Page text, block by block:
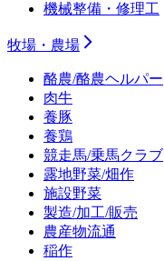
機械整備・修理工
牧場・農場
酪農/酪農ヘルパー
肉牛
養豚
養鶏
競走馬/乗馬クラブ
露地野菜/畑作
施設野菜
製造/加工/販売
農産物流通
稲作